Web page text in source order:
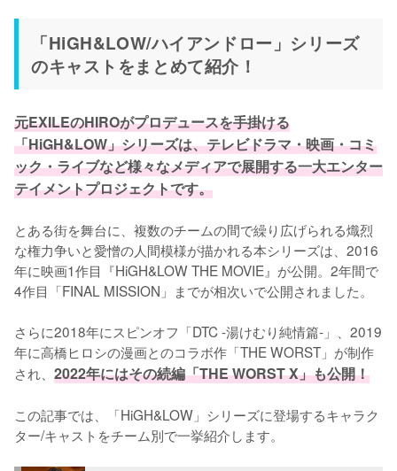
「HiGH&LOW/ハイアンドロー」シリーズ
のキャストをまとめて紹介！
元EXILEのHIROがプロデュースを手掛ける
「HiGH&LOW」シリーズは、テレビドラマ・映画・コミ
ック・ライブなど様々なメディアで展開する一大エンター
テイメントプロジェクトです。
とある街を舞台に、複数のチームの間で繰り広げられる熾烈
な権力争いと愛憎の人間模様が描かれる本シリーズは、2016
年に映画1作目『HiGH&LOW THE MOVIE』が公開。2年間で
4作目「FINAL MISSION」までが相次いで公開されました。
さらに2018年にスピンオフ「DTC -湯けむり純情篇-」、2019
年に高橋ヒロシの漫画とのコラボ作「THE WORST」が制作
され、 2022年にはその続編「THE WORST X」も公開！
この記事では、「HiGH&LOW」シリーズに登場するキャラク
ター/キャストをチーム別で一挙紹介します。